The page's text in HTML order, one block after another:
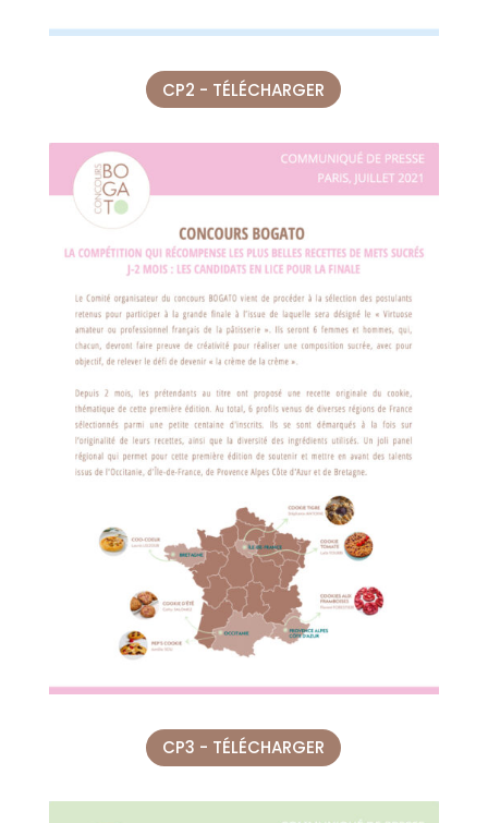
CP2 - TÉLÉCHARGER
CP3 - TÉLÉCHARGER